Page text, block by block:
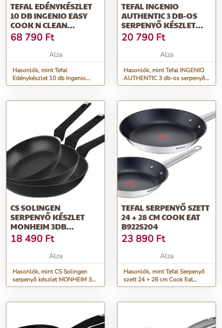
TEFAL EDÉNYKÉSZLET
10 DB INGENIO EASY
COOK N CLEAN
L1529402
68 790 Ft
Alza
Hasonlók, mint Tefal
Edénykészlet 10 db Ingenio
Easy Cook N Clean L1529402
TEFAL INGENIO
AUTHENTIC 3 DB-OS
SERPENYŐ KÉSZLET
LEVEHETŐ NYÉLLEL 24,
28 CM L6719312
20 790 Ft
Alza
Hasonlók, mint Tefal INGENIO
AUTHENTIC 3 db-os serpenyő
készlet levehető nyéllel 24, 28
CS SOLINGEN
SERPENYŐ KÉSZLET
MONHEIM 3DB
20/24/28CM
18 490 Ft
Alza
Hasonlók, mint CS Solingen
serpenyő készlet MONHEIM 3db
20/24/28cm
TEFAL SERPENYŐ SZETT
24 + 28 CM COOK EAT
B922S204
23 890 Ft
Alza
Hasonlók, mint Tefal Serpenyő
szett 24 + 28 cm Cook Eat
B922S204